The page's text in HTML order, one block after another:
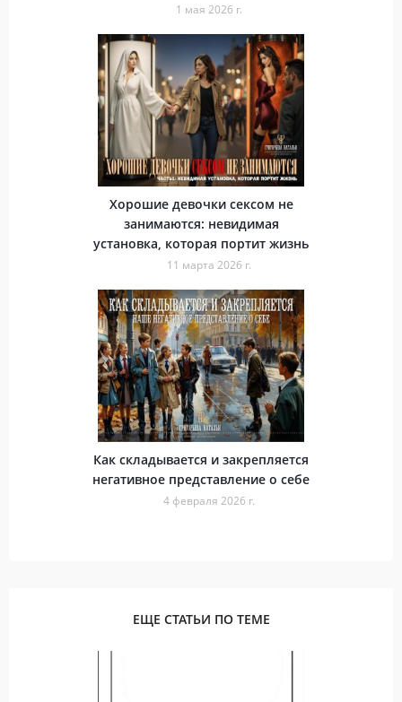
1 мая 2026 г.
Хорошие девочки сексом не
занимаются: невидимая
установка, которая портит жизнь
11 марта 2026 г.
Как складывается и закрепляется
негативное представление о себе
4 февраля 2026 г.
ЕЩЕ СТАТЬИ ПО ТЕМЕ